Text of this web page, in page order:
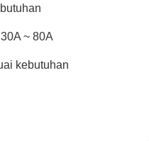
~ 80A
kebutuhan